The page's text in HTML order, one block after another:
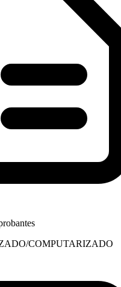
COMPUTARIZADO